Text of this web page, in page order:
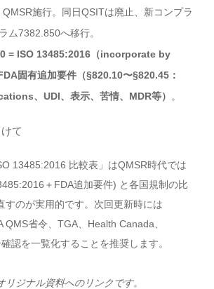
QMSR施行。同日QSITは廃止、新コンプラ
ム7382.850へ移行。
= ISO 13485:2016（incorporate by
固有追加要件（§820.10〜§820.45：
、UDI、表示、苦情、MDR等）
。
て
13485:2016 比較表」はQMSR時代では
＋FDA追加要件) と各国規制の比
すのが実用的です。次回更新時には
QMS省令、TGA、Health Canada、
認を一覧化することを推奨します。
ジナル資料へのリンクです。